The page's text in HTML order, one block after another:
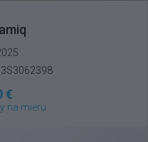
€
na mieru